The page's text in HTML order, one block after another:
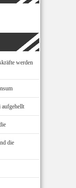
werden
aufgehellt
die